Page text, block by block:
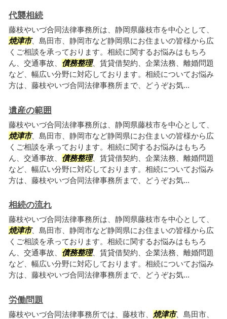
代襲相続
藤枝やいづ合同法律事務所は、静岡県藤枝市を中心として、
焼津市、島田市、静岡市など静岡県にお住まいの皆様から広
くご相談を承っております。相続に関するお悩みはもちろ
ん、交通事故、 債務整理、賃貸借契約、企業法務、離婚問題
など、幅広い分野に対応しております。相続についてお悩み
方は、藤枝やいづ合同法律事務所まで、どうぞお気...
遺産の範囲
藤枝やいづ合同法律事務所は、静岡県藤枝市を中心として、
焼津市、島田市、静岡市など静岡県にお住まいの皆様から広
くご相談を承っております。相続に関するお悩みはもちろ
ん、交通事故、 債務整理、賃貸借契約、企業法務、離婚問題
など、幅広い分野に対応しております。相続についてお悩み
方は、藤枝やいづ合同法律事務所まで、どうぞお気...
相続の流れ
藤枝やいづ合同法律事務所は、静岡県藤枝市を中心として、
焼津市、島田市、静岡市など静岡県にお住まいの皆様から広
くご相談を承っております。相続に関するお悩みはもちろ
ん、交通事故、 債務整理、賃貸借契約、企業法務、離婚問題
など、幅広い分野に対応しております。相続についてお悩み
方は、藤枝やいづ合同法律事務所まで、どうぞお気...
労働問題
藤枝やいづ合同法律事務所では、藤枝市、 焼津市、島田市、